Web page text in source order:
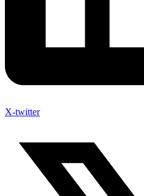
X-twitter